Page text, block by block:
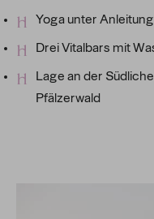
Yoga unter
Drei Vitalbars mit
Lage an der
Pfälzerwald